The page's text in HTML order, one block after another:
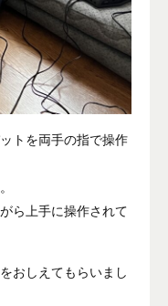
トを両手の指で操作
ら上手に操作されて
おしえてもらいまし